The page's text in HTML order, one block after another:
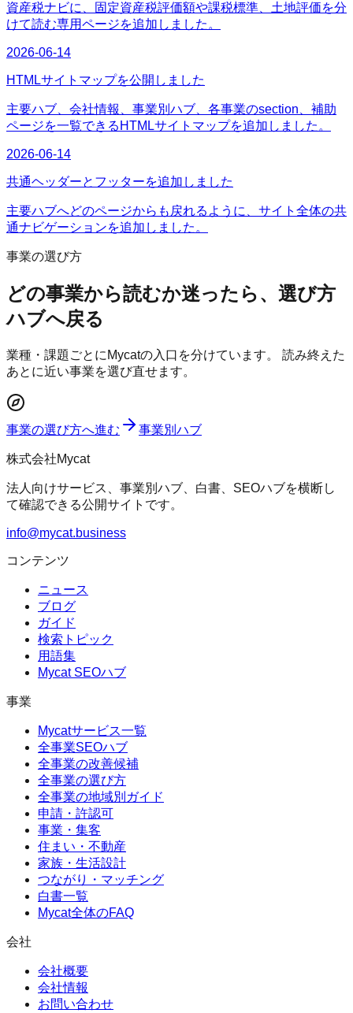
資産税ナビに、固定資産税評価額や課税標準、土地評価を分
けて読む専用ページを追加しました。
2026-06-14
HTMLサイトマップを公開しました
主要ハブ、会社情報、事業別ハブ、各事業のsection、補助
ページを一覧できるHTMLサイトマップを追加しました。
2026-06-14
共通ヘッダーとフッターを追加しました
主要ハブへどのページからも戻れるように、サイト全体の共
通ナビゲーションを追加しました。
事業の選び方
どの事業から読むか迷ったら、選び方
ハブへ戻る
業種・課題ごとにMycatの入口を分けています。 読み終えた
あとに近い事業を選び直せます。
事業の選び方へ進む 事業別ハブ
株式会社Mycat
法人向けサービス、事業別ハブ、白書、SEOハブを横断し
て確認できる公開サイトです。
info@mycat.business
コンテンツ
ニュース
ブログ
ガイド
検索トピック
用語集
Mycat SEOハブ
事業
Mycatサービス一覧
全事業SEOハブ
全事業の改善候補
全事業の選び方
全事業の地域別ガイド
申請・許認可
事業・集客
住まい・不動産
家族・生活設計
つながり・マッチング
白書一覧
Mycat全体のFAQ
会社
会社概要
会社情報
お問い合わせ